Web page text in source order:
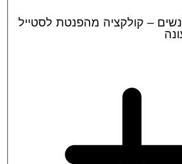
קולקציה מהפנטת לסטייל